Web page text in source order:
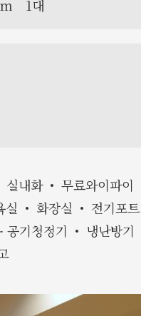
1대
실내화
무료와이파이
실 화장실
전기포트
공기청정기
냉난방기